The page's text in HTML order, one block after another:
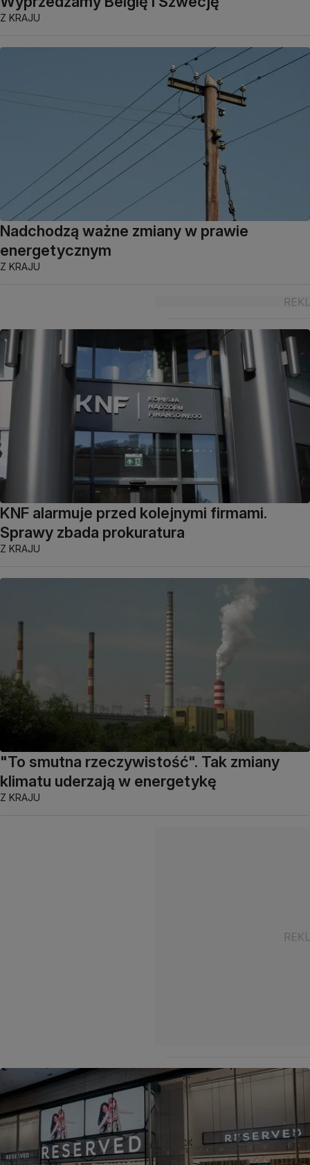
Z KRAJU
Nadchodzą ważne zmiany w prawie
energetycznym
Z KRAJU
KNF alarmuje przed kolejnymi firmami.
Sprawy zbada prokuratura
Z KRAJU
"To smutna rzeczywistość". Tak zmiany
klimatu uderzają w energetykę
Z KRAJU